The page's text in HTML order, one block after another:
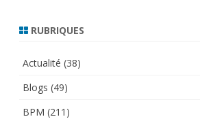
RUBRIQUES
Actualité (38)
Blogs (49)
BPM (211)